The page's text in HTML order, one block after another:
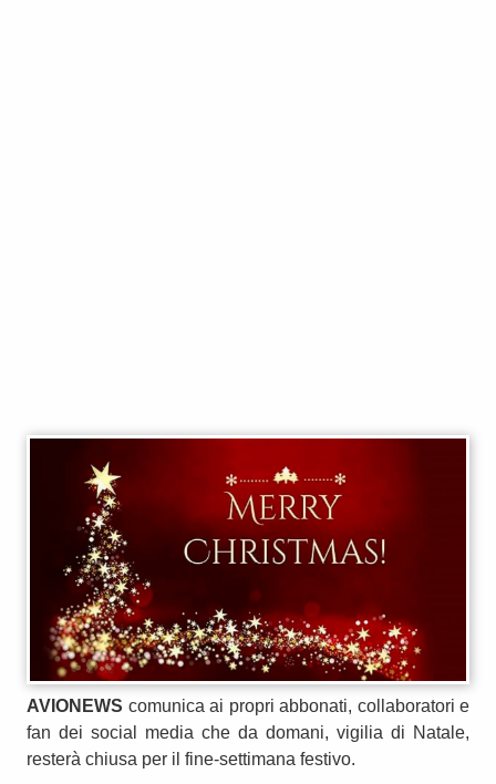
AVIONEWS comunica ai propri abbonati, collaboratori e
fan dei social media che da domani, vigilia di Natale,
resterà chiusa per il fine-settimana festivo.